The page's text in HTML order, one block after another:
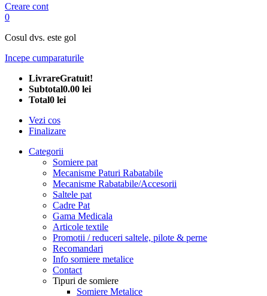
Creare cont
0
Cosul dvs. este gol
Incepe cumparaturile
LivrareGratuit!
Subtotal0.00 lei
Total0 lei
Vezi cos
Finalizare
Categorii
Somiere pat
Mecanisme Paturi Rabatabile
Mecanisme Rabatabile/Accesorii
Saltele pat
Cadre Pat
Gama Medicala
Articole textile
Promotii / reduceri saltele, pilote & perne
Recomandari
Info somiere metalice
Contact
Tipuri de somiere
Somiere Metalice